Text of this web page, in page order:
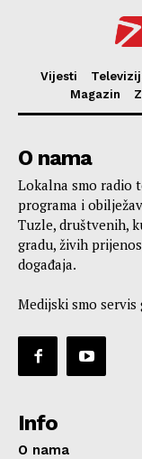
Vijesti
Magazin
O nama
Lokalna smo radio
programa i
Tuzle, društvenih,
gradu, živih
događaja.
Medijski smo
Info
O nama